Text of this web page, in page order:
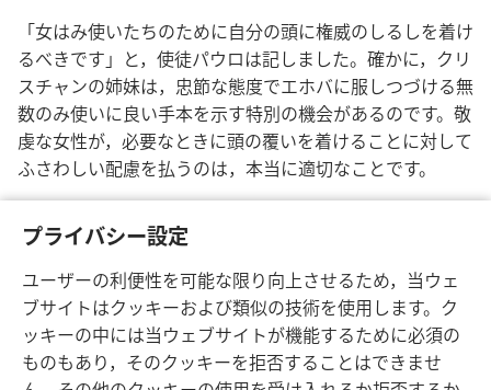
プライバシー設定
ユーザーの利便性を可能な限り向上させるため，当ウェ
ブサイトはクッキーおよび類似の技術を使用します。ク
ッキーの中には当ウェブサイトが機能するために必須の
ものもあり，そのクッキーを拒否することはできませ
「女はみ使いたちのために自分の頭に権威のしるしを着け
るべきです」と，使徒パウロは記しました。確かに，クリ
スチャンの姉妹は，忠節な態度でエホバに服しつづける無
数のみ使いに良い手本を示す特別の機会があるのです。敬
虔な女性が，必要なときに頭の覆いを着けることに対して
ふさわしい配慮を払うのは，本当に適切なことです。